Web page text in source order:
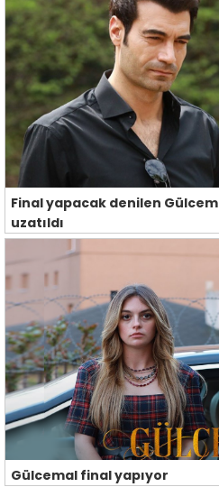
Final yapacak denilen
uzatıldı
Gülcemal final yapıyor